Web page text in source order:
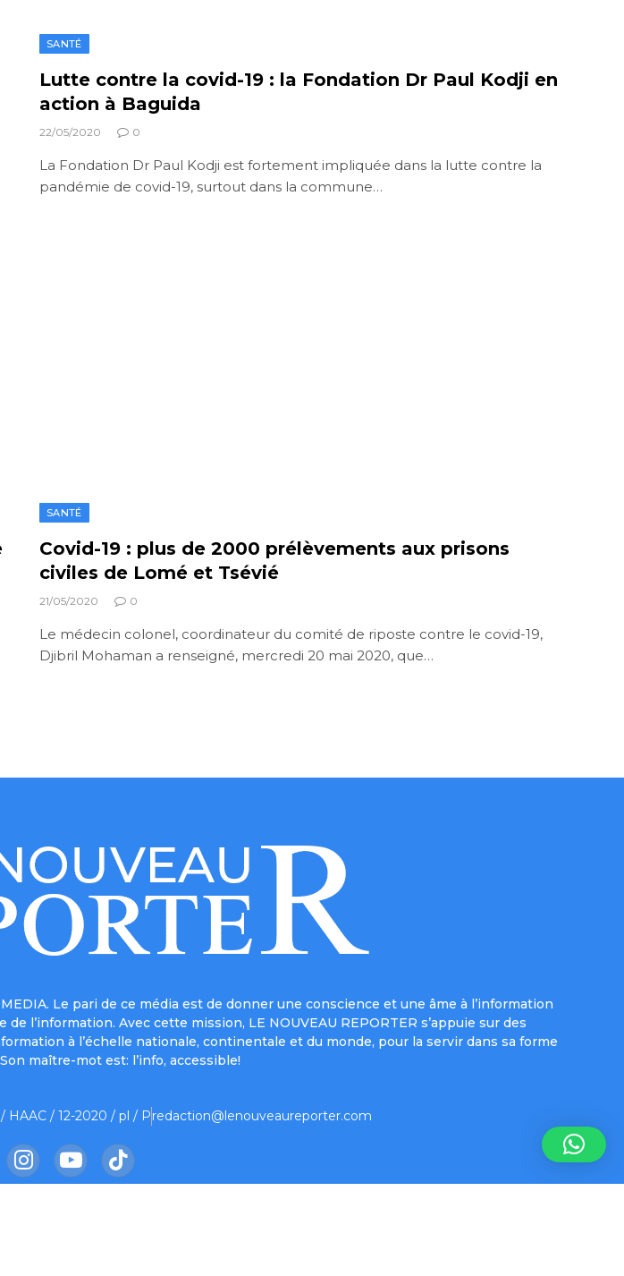
SANTÉ
Lutte contre la covid-19 : la Fondation Dr Paul Kodji en
action à Baguida
22/05/2020 0
La Fondation Dr Paul Kodji est fortement impliquée dans la lutte contre la
pandémie de covid-19, surtout dans la commune…
SANTÉ
Covid-19 : plus de 2000 prélèvements aux prisons
civiles de Lomé et Tsévié
21/05/2020 0
Le médecin colonel, coordinateur du comité de riposte contre le covid-19,
Djibril Mohaman a renseigné, mercredi 20 mai 2020, que…
Le pari de ce média est de donner une conscience et une âme à l’information
l’information. Avec cette mission, LE NOUVEAU REPORTER s’appuie sur des
à l’échelle nationale, continentale et du monde, pour la servir dans sa forme
maître-mot est: l’info, accessible!
HAAC / 12-2020 / pl / Predaction@lenouveaureporter.com
InstagramYouTubeTikTok